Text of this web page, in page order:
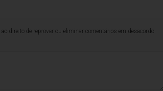
direito de reprovar ou eliminar comentários em desacordo